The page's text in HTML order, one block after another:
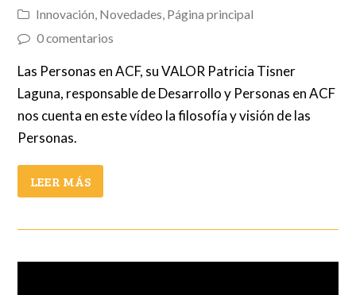
Innovación, Novedades, Página principal
0 comentarios
Las Personas en ACF, su VALOR Patricia Tisner
Laguna, responsable de Desarrollo y Personas en ACF
nos cuenta en este vídeo la filosofía y visión de las
Personas.
LEER MÁS